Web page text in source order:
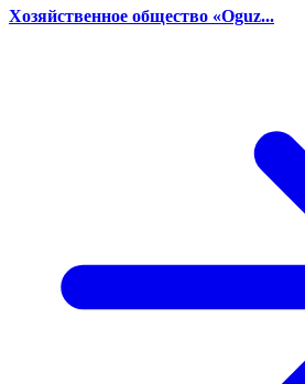
Хозяйственное общество «Oguz...